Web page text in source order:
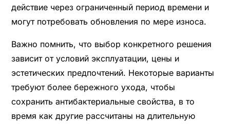
действие через ограниченный период времени и
могут потребовать обновления по мере износа.
Важно помнить, что выбор конкретного решения
зависит от условий эксплуатации, цены и
эстетических предпочтений. Некоторые варианты
требуют более бережного ухода, чтобы
сохранить антибактериальные свойства, в то
время как другие рассчитаны на длительную